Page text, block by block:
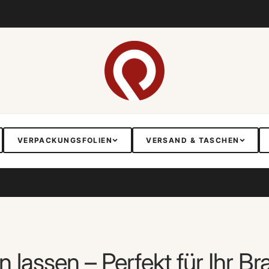
VERPACKUNGSFOLIEN VERSAND & TASCHEN
lassen – Perfekt für Ihr